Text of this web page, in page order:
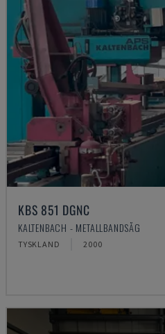
KBS 851 DGNC
KALTENBACH - METALLBANDSÅG
TYSKLAND 2000